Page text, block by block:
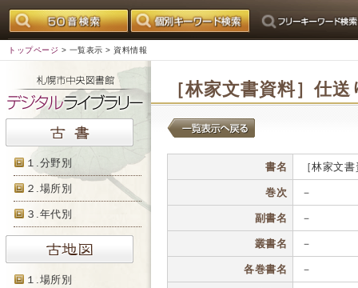
トップページ > 一覧表示 > 資料情報
１.分野別
２.場所別
３.年代別
１.場所別
［林家文書資料］仕
書名 ［林家文
巻次 －
副書名 －
叢書名 －
各巻書名 －